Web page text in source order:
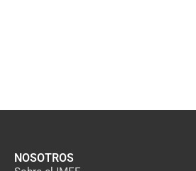
NOSOTROS